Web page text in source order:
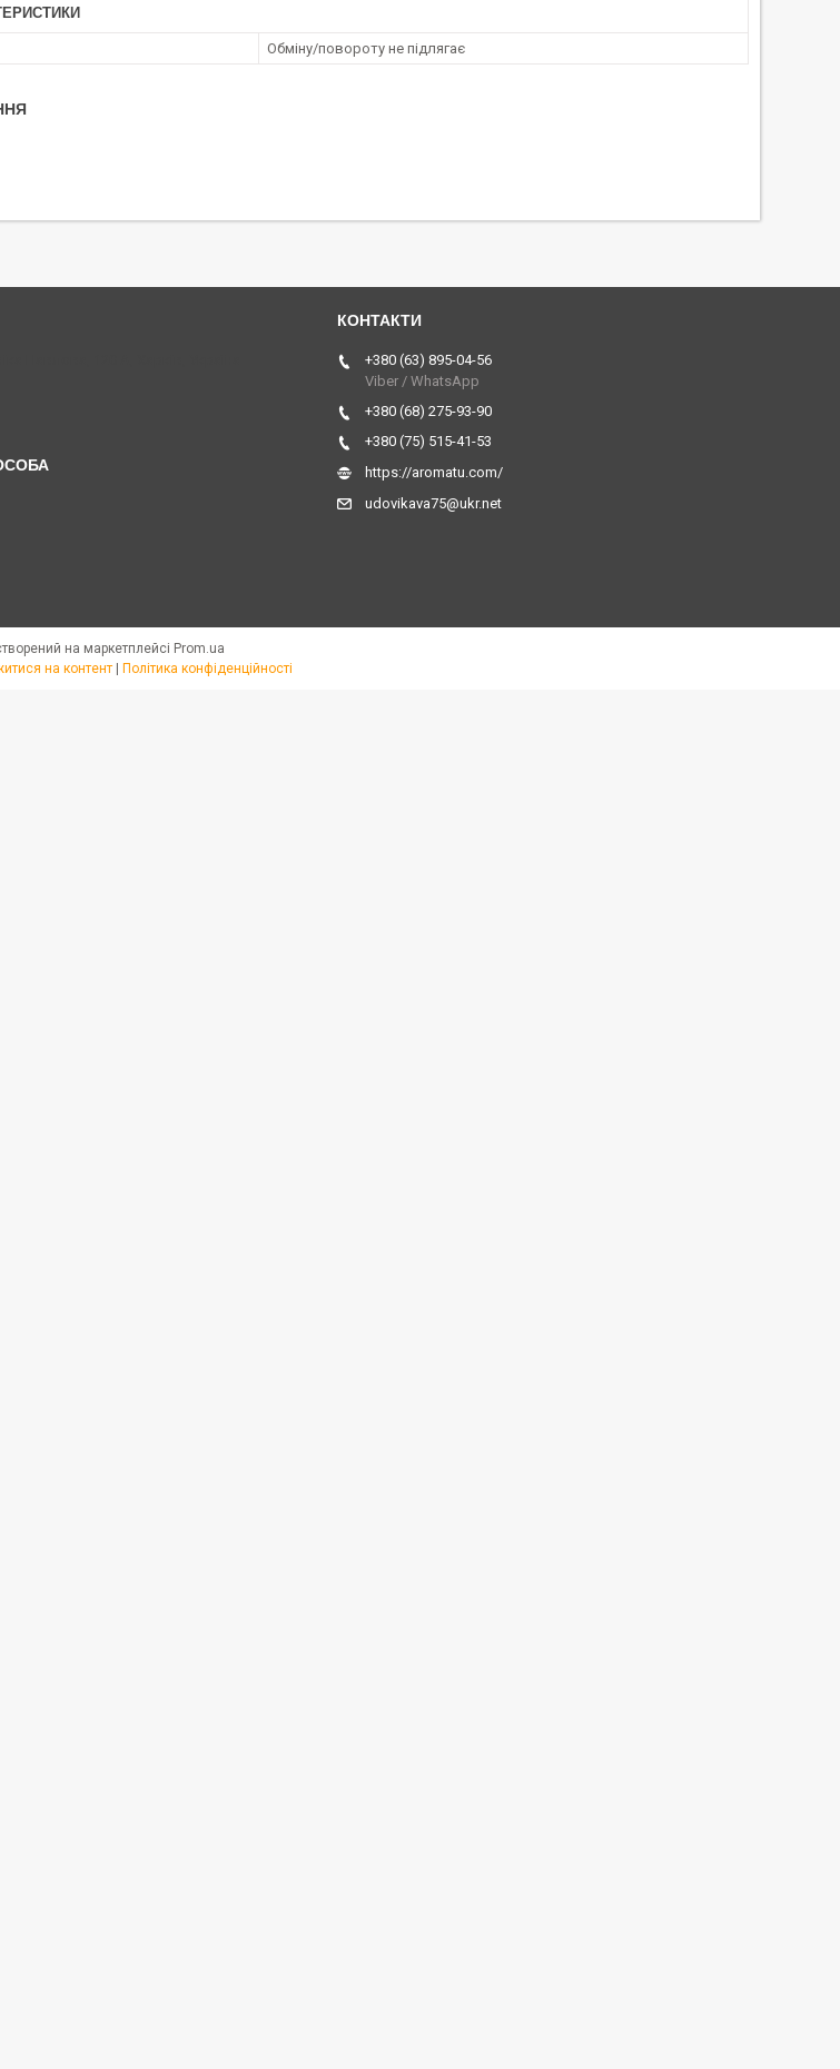
Обміну/повороту не підлягає
+380 (63) 895-04-56
Viber / WhatsApp
+380 (68) 275-93-90
+380 (75) 515-41-53
https://aromatu.com/
udovikava75@ukr.net
на маркетплейсі Prom.ua
на контент Політика конфіденційності